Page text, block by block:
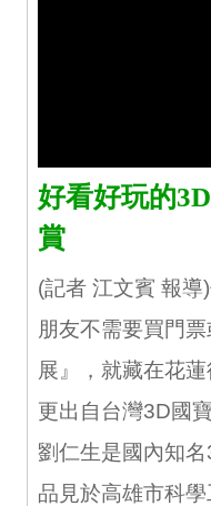
好看好玩的
賞
(記者 江文賓 報
朋友不需要買門
展』，就藏在花
更出自台灣3D國
劉仁生是國內知
品見於高雄市科